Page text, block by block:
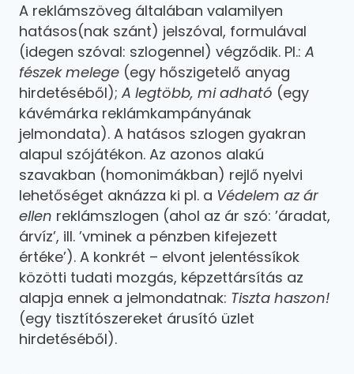
A reklámszöveg általában valamilyen
hatásos(nak szánt) jelszóval, formulával
(idegen szóval: szlogennel) végződik. Pl.: A
fészek melege (egy hőszigetelő anyag
hirdetéséből); A legtöbb, mi adható (egy
kávémárka reklámkampányának
jelmondata). A hatásos szlogen gyakran
alapul szójátékon. Az azonos alakú
szavakban (homonimákban) rejlő nyelvi
lehetőséget aknázza ki pl. a Védelem az ár
ellen reklámszlogen (ahol az ár szó: ’áradat,
árvíz’, ill. ’vminek a pénzben kifejezett
értéke’). A konkrét – elvont jelentéssíkok
közötti tudati mozgás, képzettársítás az
alapja ennek a jelmondatnak: Tiszta haszon!
(egy tisztítószereket árusító üzlet
hirdetéséből).